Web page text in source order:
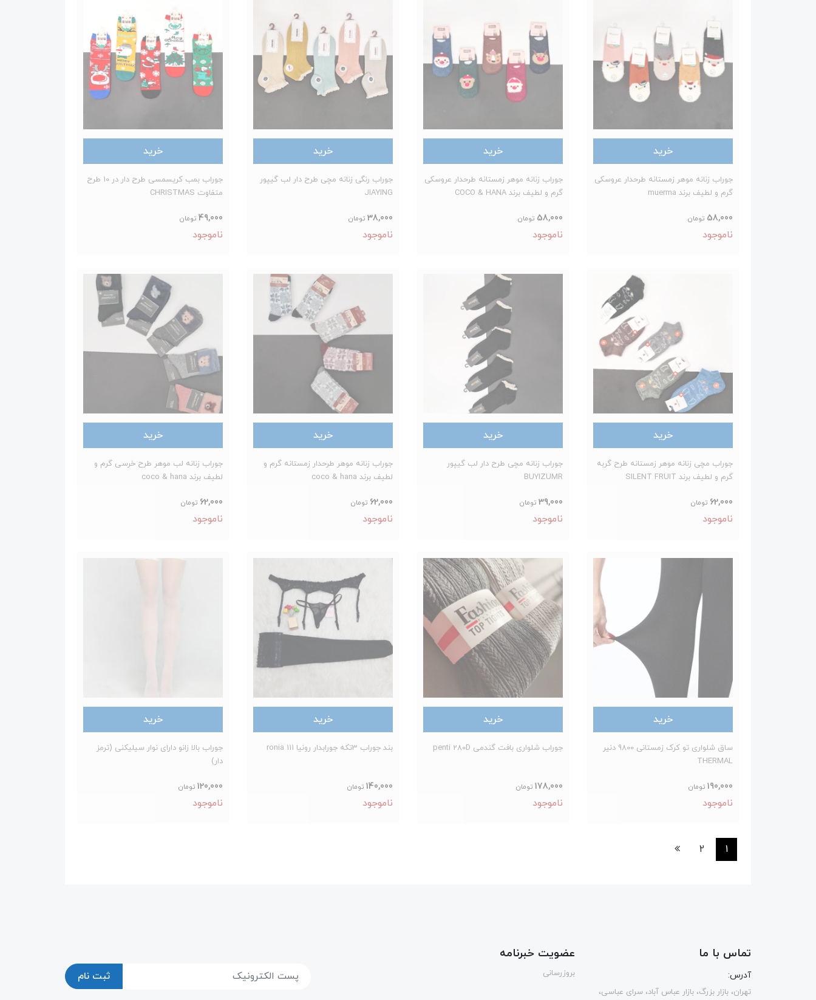
خرید
جوراب زنانه موهر زمستانه طرحدار عروسکی
گرم و لطیف برند muerma
58,000 تومان
ناموجود
خرید
جوراب زنانه موهر زمستانه طرحدار عروسکی
گرم و لطیف برند COCO & HANA
58,000 تومان
ناموجود
خرید
جوراب رنگی زنانه مچی طرح دار لب گیپور
JIAYING
38,000 تومان
ناموجود
خرید
جوراب بمب کریسمسی طرح دار در 10 طرح
متفاوت CHRISTMAS
49,000 تومان
ناموجود
خرید
جوراب مچی زنانه موهر زمستانه طرح گربه
گرم و لطیف برند SILENT FRUIT
62,000 تومان
ناموجود
خرید
جوراب زنانه مچی طرح دار لب گیپور
BUYIZUMR
39,000 تومان
ناموجود
خرید
جوراب زنانه موهر طرحدار زمستانه گرم و
لطیف برند coco & hana
62,000 تومان
ناموجود
خرید
جوراب زنانه لب موهر طرح خرسی گرم و
لطیف برند coco & hana
62,000 تومان
ناموجود
خرید
ساق شلواری تو کرک زمستانی 9800 دنیر
THERMAL
190,000 تومان
ناموجود
خرید
جوراب شلواری بافت گندمی penti 280D
178,000 تومان
ناموجود
خرید
بند جوراب 3تکه جورابدار رونیا 111 ronia
140,000 تومان
ناموجود
خرید
جوراب بالا زانو دارای نوار سیلیکنی (ترمز
دار)
120,000 تومان
ناموجود
1
2
تماس با ما
آدرس:
تهران، بازار بزرگ، بازار عباس آباد، سرای عباسی،
عضویت خبرنامه
بروزرسانی ثبت نام